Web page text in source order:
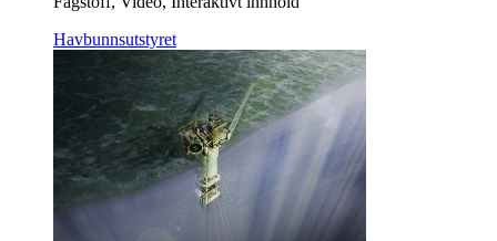
Havbunnsutstyret